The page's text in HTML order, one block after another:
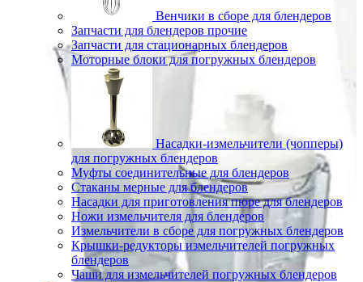
Венчики в сборе для блендеров
Запчасти для блендеров прочие
Запчасти для стационарных блендеров
Моторные блоки для погружных блендеров
Насадки-измельчители (чопперы)
для погружных блендеров
Муфты соединительные для блендеров
Стаканы мерные для блендеров
Насадки для приготовления пюре для блендеров
Ножи измельчителя для блендеров
Измельчители в сборе для погружных блендеров
Крышки-редукторы измельчителей погружных
блендеров
Чаши для измельчителей погружных блендеров